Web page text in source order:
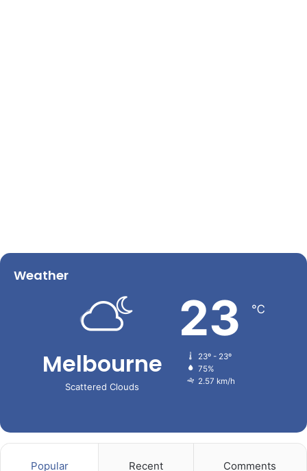
Weather
Melbourne
Scattered Clouds
23 ℃
23º - 23º
75%
2.57 km/h
Popular Recent Comments